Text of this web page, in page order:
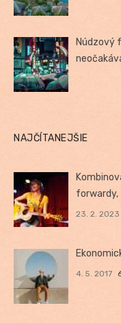
Núdzový
NAJČÍTANEJŠIE
forwardy,
23. 2. 2023
4. 5. 2017